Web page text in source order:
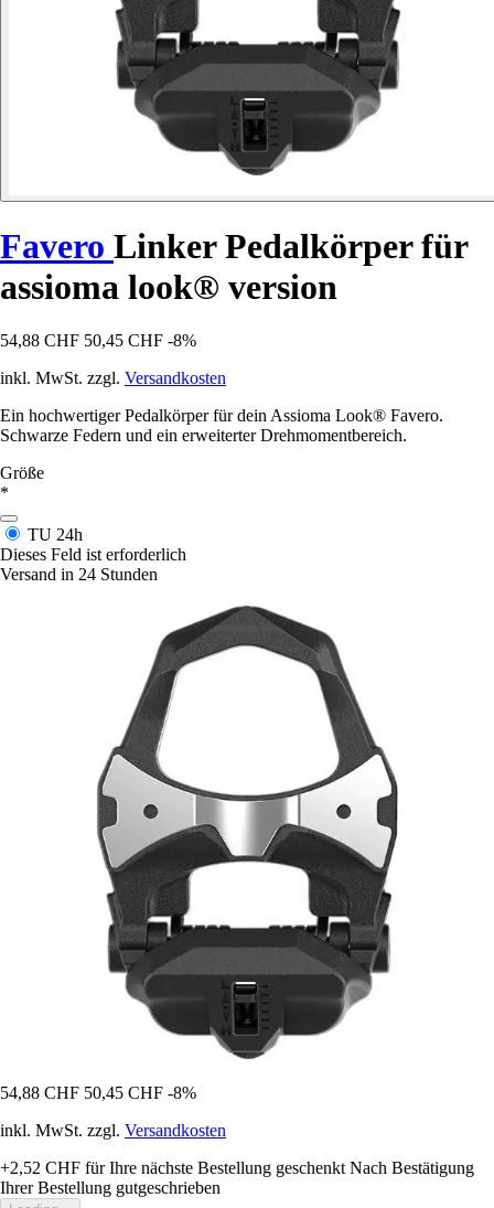
Favero Linker Pedalkörper für
assioma look® version
54,88 CHF 50,45 CHF -8%
inkl. MwSt. zzgl. Versandkosten
Ein hochwertiger Pedalkörper für dein Assioma Look® Favero.
Schwarze Federn und ein erweiterter Drehmomentbereich.
Größe
*
TU 24h
Dieses Feld ist erforderlich
Versand in 24 Stunden
54,88 CHF 50,45 CHF -8%
inkl. MwSt. zzgl. Versandkosten
+2,52 CHF für Ihre nächste Bestellung geschenkt Nach Bestätigung
Ihrer Bestellung gutgeschrieben